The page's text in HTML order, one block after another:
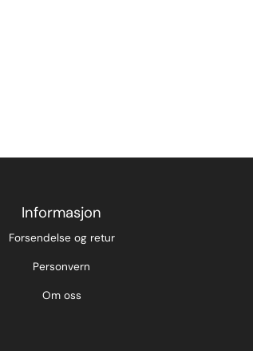
Informasjon
Forsendelse og retur
Personvern
Om oss